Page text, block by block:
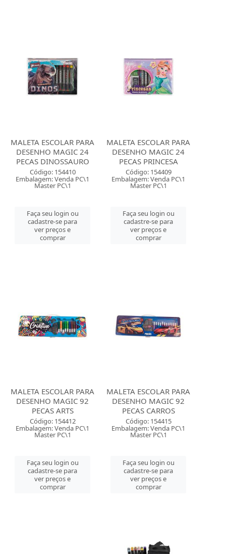
MALETA ESCOLAR PARA
DESENHO MAGIC 24
PECAS DINOSSAURO
Código: 154410
Embalagem: Venda PC\1
Master PC\1
Faça seu login ou
cadastre-se para
ver preços e
comprar
MALETA ESCOLAR PARA
DESENHO MAGIC 24
PECAS PRINCESA
Código: 154409
Embalagem: Venda PC\1
Master PC\1
Faça seu login ou
cadastre-se para
ver preços e
comprar
MALETA ESCOLAR PARA
DESENHO MAGIC 92
PECAS ARTS
Código: 154412
Embalagem: Venda PC\1
Master PC\1
Faça seu login ou
cadastre-se para
ver preços e
comprar
MALETA ESCOLAR PARA
DESENHO MAGIC 92
PECAS CARROS
Código: 154415
Embalagem: Venda PC\1
Master PC\1
Faça seu login ou
cadastre-se para
ver preços e
comprar